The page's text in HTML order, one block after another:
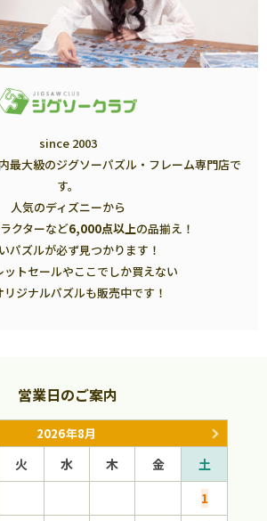
since 2003
最大級のジグソーパズル・フレーム専門店で
す。
人気のディズニーから
クターなど6,000点以上の品揃え！
パズルが必ず見つかります！
ットセールやここでしか買えない
リジナルパズルも販売中です！
営業日のご案内
2026年8月
火 水 木 金
土
1